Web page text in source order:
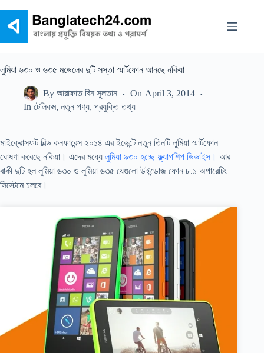
content
লুমিয়া ৬৩০ ও ৬৩৫ মডেলের দুটি সস্তা স্মার্টফোন আনছে নকিয়া
By আরাফাত বিন সুলতান On April 3, 2014
In টেলিকম,নতুন পণ্য,প্রযুক্তি তথ্য
মাইক্রোসফট বিল্ড কনফারেন্স ২০১৪ এর ইভেন্টে নতুন তিনটি লুমিয়া স্মার্টফোন
ঘোষণা করেছে নকিয়া। এদের মধ্যে লুমিয়া ৯৩০ হচ্ছে ফ্ল্যাগশিপ ডিভাইস। আর
বাকী দুটি হল লুমিয়া ৬৩০ ও লুমিয়া ৬৩৫ যেগুলো উইন্ডোজ ফোন ৮.১ অপারেটিং
সিস্টেমে চলবে।